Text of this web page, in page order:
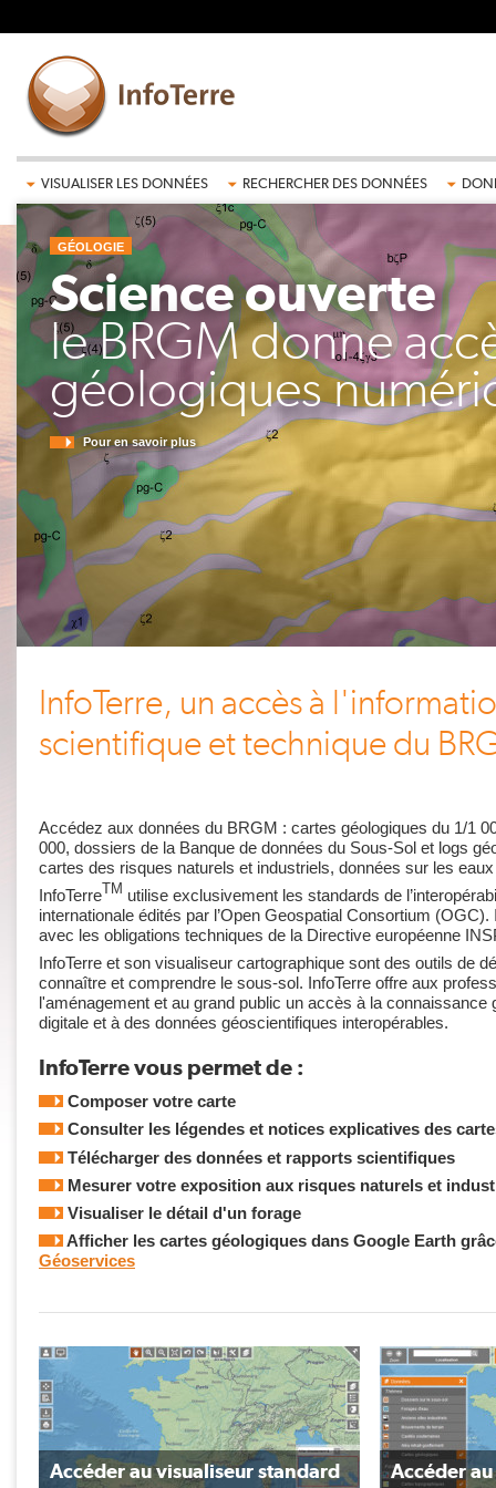
VISUALISER LES DONNÉES RECHERCHER DES DONNÉES
GÉOLOGIE
Science ouverte
le BRGM donne
géologiques
Pour en savoir plus
InfoTerre, un accès à
scientifique et technique du
Accédez aux données du BRGM : cartes géologiques du 1/1
000, dossiers de la Banque de données du Sous-Sol et logs
cartes des risques naturels et industriels, données sur les
InfoTerreTM utilise exclusivement les standards de
internationale édités par l’Open Geospatial Consortium (OGC).
avec les obligations techniques de la Directive européenne
InfoTerre et son visualiseur cartographique sont des outils de
connaître et comprendre le sous-sol. InfoTerre offre aux
l'aménagement et au grand public un accès à la connaissance
digitale et à des données géoscientifiques interopérables.
InfoTerre vous permet de :
Composer votre carte
Consulter les légendes et notices explicatives des
Télécharger des données et rapports scientifiques
Mesurer votre exposition aux risques naturels et
Visualiser le détail d'un forage
Afficher les cartes géologiques dans Google Earth
Géoservices
Accéder au visualiseur standard Accéder